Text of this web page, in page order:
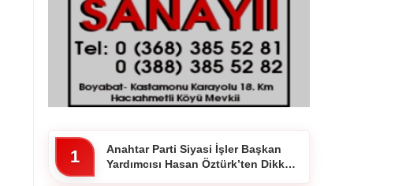
1
Anahtar Parti Siyasi İşler Başkan
Yardımcısı Hasan Öztürk’ten Dikkat